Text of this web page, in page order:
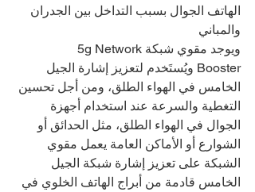
الهاتف الجوال بسبب التداخل بين الجدران
والمباني
ويوجد مقوي شبكة5g Network
Booster ويُستَخدم لتعزيز إشارة الجيل
الخامس في الهواء الطلق، ومن أجل تحسين
التغطية والسرعة عند استخدام أجهزة
الجوال في الهواء الطلق، مثل الحدائق أو
الشوارع أو الأماكن العامة يعمل مقوي
الشبكة على تعزيز إشارة شبكة الجيل
الخامس قادمة من أبراج الهاتف الخلوي في